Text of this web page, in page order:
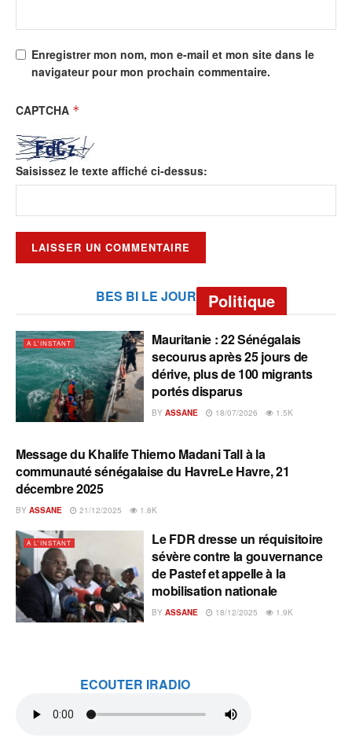
Enregistrer mon nom, mon e-mail et mon site dans le
navigateur pour mon prochain commentaire.
CAPTCHA *
Saisissez le texte affiché ci-dessus:
BES BI LE JOUR Politique
A L'INSTANT
Mauritanie : 22 Sénégalais
secourus après 25 jours de
dérive, plus de 100 migrants
portés disparus
BY ASSANE 18/07/2026 1.5K
A L'INSTANT
Message du Khalife Thierno Madani Tall à la
communauté sénégalaise du HavreLe Havre, 21
décembre 2025
BY ASSANE 21/12/2025 1.8K
A L'INSTANT
Le FDR dresse un réquisitoire
sévère contre la gouvernance
de Pastef et appelle à la
mobilisation nationale
BY ASSANE 18/12/2025 1.9K
ECOUTER IRADIO